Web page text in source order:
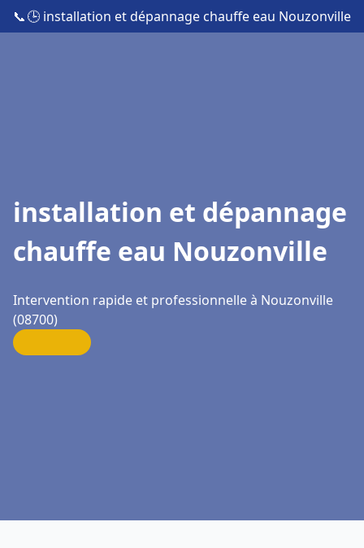
📞🕒 installation et dépannage chauffe eau Nouzonville
installation et dépannage
chauffe eau Nouzonville
Intervention rapide et professionnelle à Nouzonville
(08700)